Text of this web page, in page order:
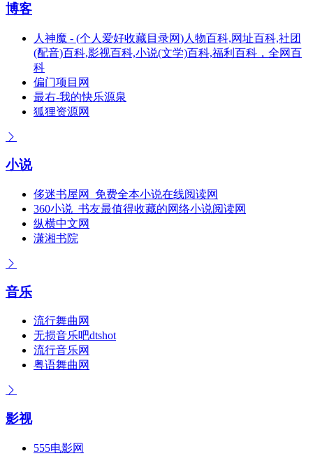
博客
人神魔 - (个人爱好收藏目录网)人物百科,网址百科,社团
(配音)百科,影视百科,小说(文学)百科,福利百科，全网百
科
偏门项目网
最右-我的快乐源泉
狐狸资源网
小说
侈迷书屋网_免费全本小说在线阅读网
360小说_书友最值得收藏的网络小说阅读网
纵横中文网
潇湘书院
音乐
流行舞曲网
无损音乐吧dtshot
流行音乐网
粤语舞曲网
影视
555电影网